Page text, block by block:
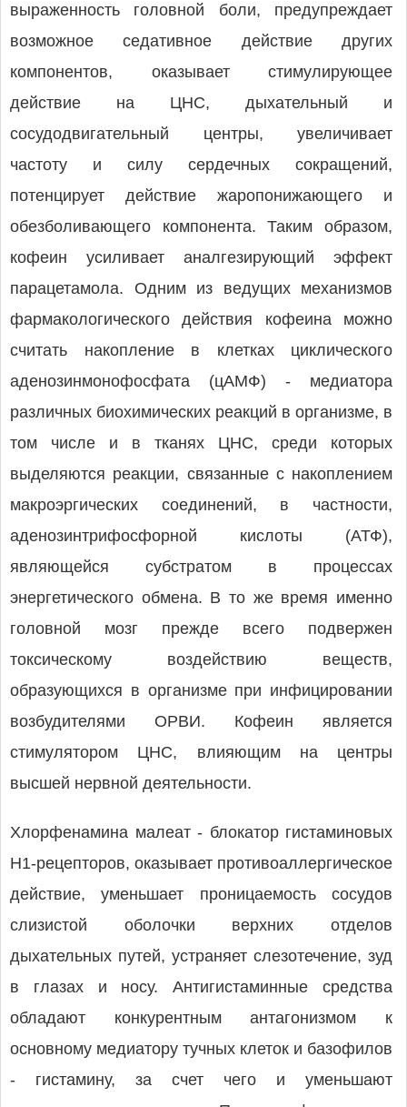
выраженность головной боли, предупреждает
возможное седативное действие других
компонентов, оказывает стимулирующее
действие на ЦНС, дыхательный и
сосудодвигательный центры, увеличивает
частоту и силу сердечных сокращений,
потенцирует действие жаропонижающего и
обезболивающего компонента. Таким образом,
кофеин усиливает аналгезирующий эффект
парацетамола. Одним из ведущих механизмов
фармакологического действия кофеина можно
считать накопление в клетках циклического
аденозинмонофосфата (цАМФ) - медиатора
различных биохимических реакций в организме, в
том числе и в тканях ЦНС, среди которых
выделяются реакции, связанные с накоплением
макроэргических соединений, в частности,
аденозинтрифосфорной кислоты (АТФ),
являющейся субстратом в процессах
энергетического обмена. В то же время именно
головной мозг прежде всего подвержен
токсическому воздействию веществ,
образующихся в организме при инфицировании
возбудителями ОРВИ. Кофеин является
стимулятором ЦНС, влияющим на центры
высшей нервной деятельности.
Хлорфенамина малеат - блокатор гистаминовых
H1-рецепторов, оказывает противоаллергическое
действие, уменьшает проницаемость сосудов
слизистой оболочки верхних отделов
дыхательных путей, устраняет слезотечение, зуд
в глазах и носу. Антигистаминные средства
обладают конкурентным антагонизмом к
основному медиатору тучных клеток и базофилов
- гистамину, за счет чего и уменьшают